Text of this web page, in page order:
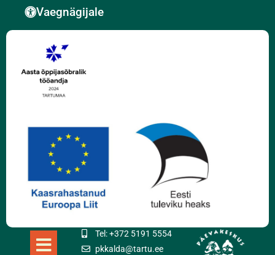
Vaegnägijale
Tel: +372 5191 5554
pkkalda@tartu.ee